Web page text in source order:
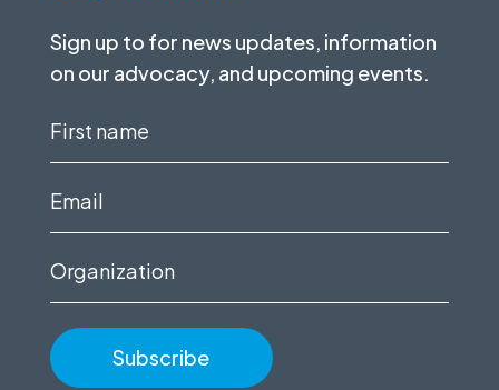
Sign up to for news updates, information
on our advocacy, and upcoming events.
First
name
(Required)
Email
(Required)
Organization